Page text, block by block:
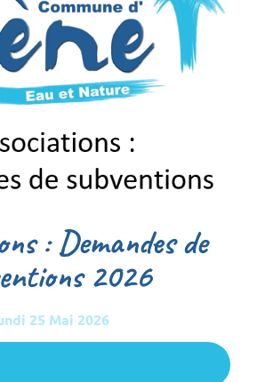
: Demandes de
2026
25 Mai 2026